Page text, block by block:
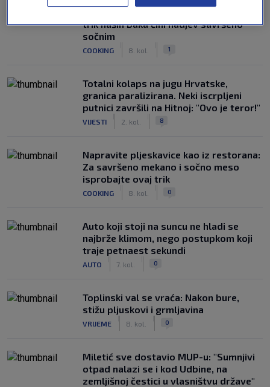
trik naših baka čini nadjev savršeno
sočnim
COOKING 8. kol. 1
Totalni kolaps na jugu Hrvatske,
granica paralizirana. Neki iscrpljeni
putnici završili na Hitnoj: "Ovo je teror!"
VIJESTI 2. kol. 8
Napravite pljeskavice kao iz restorana:
Za savršeno mekano i sočno meso
isprobajte ovaj trik
COOKING 8. kol. 0
Auto koji stoji na suncu ne hladi se
najbrže klimom, nego postupkom koji
traje petnaest sekundi
AUTO 7. kol. 0
Toplinski val se vraća: Nakon bure,
stižu pljuskovi i grmljavina
VRIJEME 8. kol. 0
Miletić sve dostavio MUP-u: "Sumnjivi
otpad nalazi se i kod Udbine, na
zemljišnoj čestici u vlasništvu države"